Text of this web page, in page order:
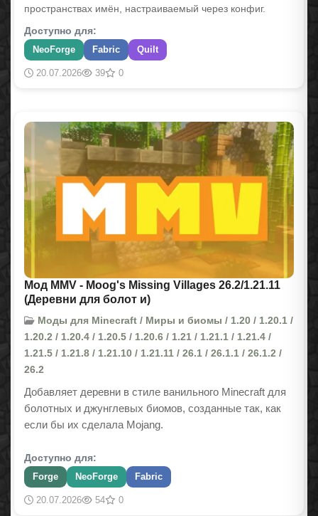
пространствах имён, настраиваемый через конфиг.
Доступно для:
NeoForge Fabric Quilt
20.07.2026 39 0
Мод MMV - Moog's Missing Villages 26.2/1.21.11
(Деревни для болот и)
Моды для Minecraft / Миры и биомы / 1.20 / 1.20.1 /
1.20.2 / 1.20.4 / 1.20.5 / 1.20.6 / 1.21 / 1.21.1 / 1.21.4 /
1.21.5 / 1.21.8 / 1.21.10 / 1.21.11 / 26.1 / 26.1.1 / 26.1.2 /
26.2
Добавляет деревни в стиле ванильного Minecraft для
болотных и джунглевых биомов, созданные так, как
если бы их сделала Mojang.
Доступно для:
Forge NeoForge Fabric
20.07.2026 54 0